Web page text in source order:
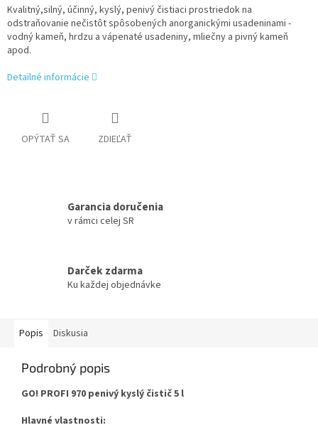
Kvalitný,silný, účinný, kyslý, penivý čistiaci prostriedok na
odstraňovanie nečistôt spôsobených anorganickými usadeninami -
vodný kameň, hrdzu a vápenaté usadeniny, mliečny a pivný kameň
apod.
Detailné informácie
OPÝTAŤ SA ZDIEĽAŤ
Garancia doručenia
v rámci celej SR
Darček zdarma
Ku každej objednávke
Popis Diskusia
Podrobný popis
GO! PROFI 970 penivý kyslý čistič 5 l
Hlavné vlastnosti: